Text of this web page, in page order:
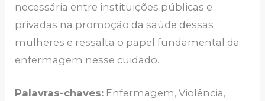
necessária entre instituições públicas e
privadas na promoção da saúde dessas
mulheres e ressalta o papel fundamental da
enfermagem nesse cuidado.
Palavras-chaves: Enfermagem, Violência,